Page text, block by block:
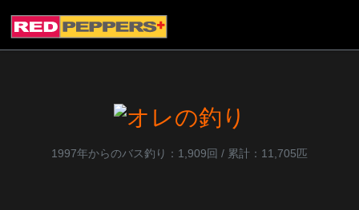
1997年からのバス釣り：1,909回 / 累計：11,705匹